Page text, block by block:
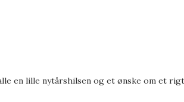
en lille nytårshilsen og et ønske om et